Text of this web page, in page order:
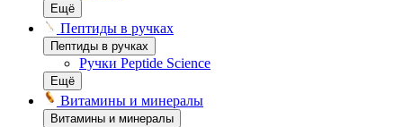
Ещё
Пептиды в ручках
Пептиды в ручках
Ручки Peptide Science
Ещё
Витамины и минералы
Витамины и минералы